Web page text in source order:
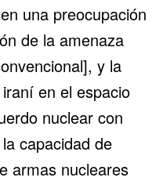
una preocupación
de la amenaza
y la
en el espacio
nuclear con
capacidad de
armas nucleares